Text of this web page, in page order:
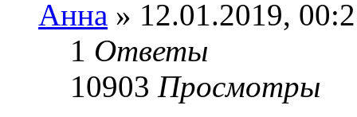
Анна » 12.01.2019,
1 Ответы
10903 Просмотры